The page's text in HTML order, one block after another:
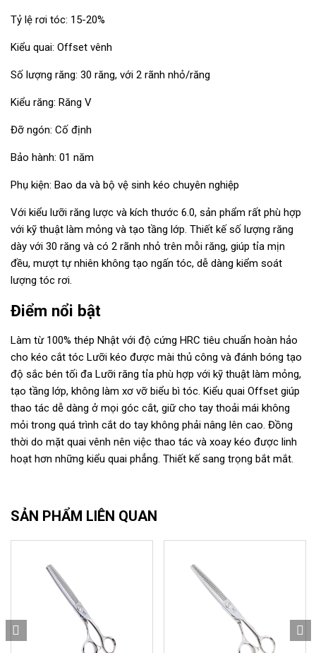
Tỷ lệ rơi tóc: 15-20%
Kiểu quai: Offset vênh
Số lượng răng: 30 răng, với 2 rãnh nhỏ/răng
Kiểu răng: Răng V
Đỡ ngón: Cố định
Bảo hành: 01 năm
Phụ kiện: Bao da và bộ vệ sinh kéo chuyên nghiệp
Với kiểu lưỡi răng lược và kích thước 6.0, sản phẩm rất phù hợp
với kỹ thuật làm mỏng và tạo tầng lớp. Thiết kế số lượng răng
dày với 30 răng và có 2 rãnh nhỏ trên mỗi răng, giúp tỉa mịn
đều, mượt tự nhiên không tạo ngấn tóc, dễ dàng kiểm soát
lượng tóc rơi.
Điểm nổi bật
Làm từ 100% thép Nhật với độ cứng HRC tiêu chuẩn hoàn hảo
cho kéo cắt tóc Lưỡi kéo được mài thủ công và đánh bóng tạo
độ sắc bén tối đa Lưỡi răng tỉa phù hợp với kỹ thuật làm mỏng,
tạo tầng lớp, không làm xơ vỡ biểu bì tóc. Kiểu quai Offset giúp
thao tác dễ dàng ở mọi góc cắt, giữ cho tay thoải mái không
mỏi trong quá trình cắt do tay không phải nâng lên cao. Đồng
thời do mặt quai vênh nên việc thao tác và xoay kéo được linh
hoạt hơn những kiểu quai phẳng. Thiết kế sang trọng bắt mắt.
SẢN PHẨM LIÊN QUAN